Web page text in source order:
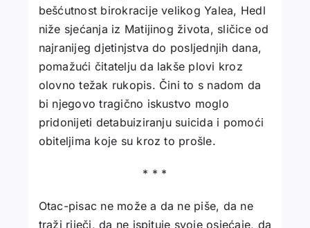
bešćutnost birokracije velikog Yalea, Hedl
niže sjećanja iz Matijinog života, sličice od
najranijeg djetinjstva do posljednjih dana,
pomažući čitatelju da lakše plovi kroz
olovno težak rukopis. Čini to s nadom da
bi njegovo tragično iskustvo moglo
pridonijeti detabuiziranju suicida i pomoći
obiteljima koje su kroz to prošle.
* * *
Otac-pisac ne može a da ne piše, da ne
traži riječi, da ne ispituje svoje osjećaje, da